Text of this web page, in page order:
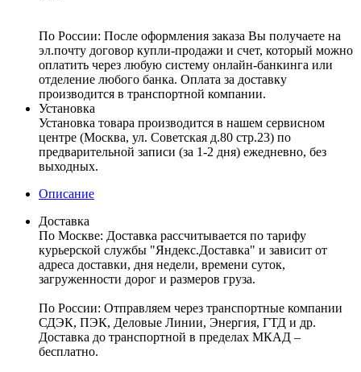
По России: После оформления заказа Вы получаете на
эл.почту договор купли-продажи и счет, который можно
оплатить через любую систему онлайн-банкинга или
отделение любого банка. Оплата за доставку
производится в транспортной компании.
Установка
Установка товара производится в нашем сервисном
центре (Москва, ул. Советская д.80 стр.23) по
предварительной записи (за 1-2 дня) ежедневно, без
выходных.
Описание
Доставка
По Москве: Доставка рассчитывается по тарифу
курьерской службы "Яндекс.Доставка" и зависит от
адреса доставки, дня недели, времени суток,
загруженности дорог и размеров груза.
По России: Отправляем через транспортные компании
СДЭК, ПЭК, Деловые Линии, Энергия, ГТД и др.
Доставка до транспортной в пределах МКАД –
бесплатно.